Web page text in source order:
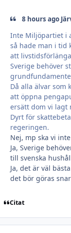
8 hours ago
Inte Miljöpartiet i
så hade man i tid
att
Sverige behöver
Då alla älvar som
att öppna
ersätt dom vi lagt
Dyrt för
regeringen.
Nej, mp ska vi
Ja, Sverige
till svenska
Ja, det är väl
det bör göras
Citat